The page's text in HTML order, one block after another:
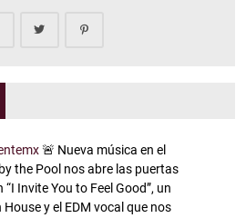
🚨 Nueva música en el
the Pool nos abre las puertas
Invite You to Feel Good”, un
y el EDM vocal que nos